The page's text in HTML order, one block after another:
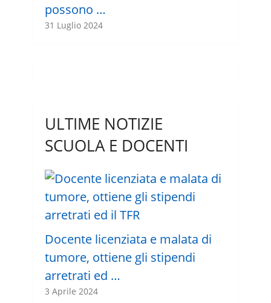
possono …
31 Luglio 2024
ULTIME NOTIZIE
SCUOLA E DOCENTI
Docente licenziata e malata di
tumore, ottiene gli stipendi
arretrati ed …
3 Aprile 2024